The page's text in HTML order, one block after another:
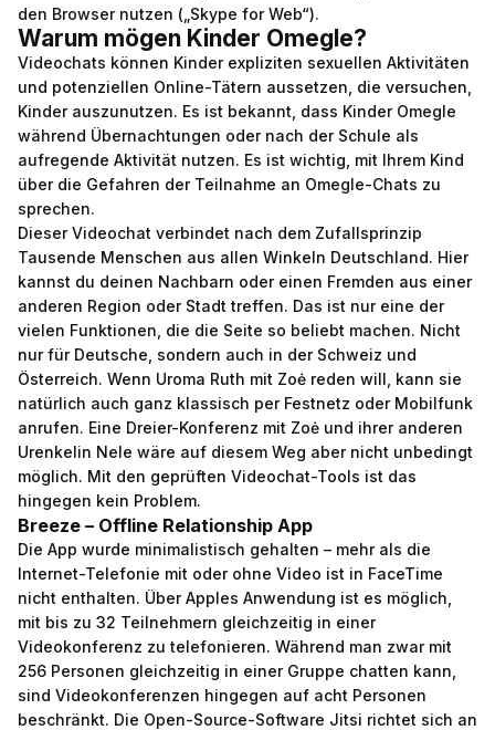
den Browser nutzen („Skype for Web“).
Warum mögen Kinder Omegle?
Videochats können Kinder expliziten sexuellen Aktivitäten
und potenziellen Online-Tätern aussetzen, die versuchen,
Kinder auszunutzen. Es ist bekannt, dass Kinder Omegle
während Übernachtungen oder nach der Schule als
aufregende Aktivität nutzen. Es ist wichtig, mit Ihrem Kind
über die Gefahren der Teilnahme an Omegle-Chats zu
sprechen.
Dieser Videochat verbindet nach dem Zufallsprinzip
Tausende Menschen aus allen Winkeln Deutschland. Hier
kannst du deinen Nachbarn oder einen Fremden aus einer
anderen Region oder Stadt treffen. Das ist nur eine der
vielen Funktionen, die die Seite so beliebt machen. Nicht
nur für Deutsche, sondern auch in der Schweiz und
Österreich. Wenn Uroma Ruth mit Zoė reden will, kann sie
natürlich auch ganz klassisch per Fest­netz oder Mobil­funk
anrufen. Eine Dreier-Konferenz mit Zoė und ihrer anderen
Urenkelin Nele wäre auf diesem Weg aber nicht unbe­dingt
möglich. Mit den geprüften Video­chat-Tools ist das
hingegen kein Problem.
Breeze – Offline Relationship App
Die App wurde minimalistisch gehalten – mehr als die
Internet-Telefonie mit oder ohne Video ist in FaceTime
nicht enthalten. Über Apples Anwendung ist es möglich,
mit bis zu 32 Teilnehmern gleichzeitig in einer
Videokonferenz zu telefonieren. Während man zwar mit
256 Personen gleichzeitig in einer Gruppe chatten kann,
sind Videokonferenzen hingegen auf acht Personen
beschränkt. Die Open-Source-Software Jitsi richtet sich an